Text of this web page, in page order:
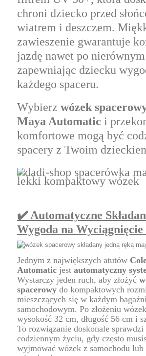
chroni dziecko przed
wiatrem i deszczem.
zawieszenie gwarantuje
jazdę nawet po
zapewniając dziecku
każdego spaceru.
Wybierz wózek
Maya Automatic i
komfortowe mogą być
spacery z Twoim
✔️ Automatyczne
Wygoda na Wyciągnięcie
Jednym z największych atutów
Automatic jest automatyczny
Wystarczy jeden ruch, aby złożyć
spacerowy do kompaktowych
mieszczących się w każdym
samochodowym. Po złożeniu
wysokość 32 cm, długość 56 cm i
To rozwiązanie doskonale sprawdzi
codziennym życiu, gdy często
wyjmować wózek z samochodu